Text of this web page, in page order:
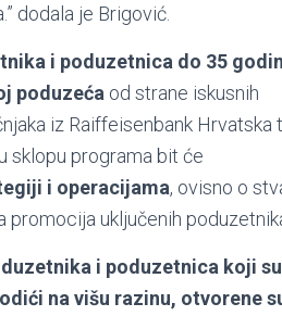
dodala je Brigović.
i poduzetnica do 35
poduzeća od strane iskusnih
iz Raiffeisenbank Hrvatska
sklopu programa bit će
i operacijama, ovisno o
uključenih
i poduzetnica koji
na višu razinu, otvorene